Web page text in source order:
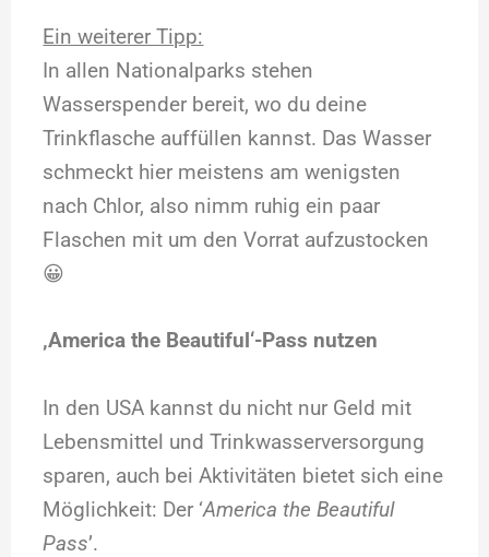
Ein weiterer Tipp:
In allen Nationalparks stehen
Wasserspender bereit, wo du deine
Trinkflasche auffüllen kannst. Das Wasser
schmeckt hier meistens am wenigsten
nach Chlor, also nimm ruhig ein paar
Flaschen mit um den Vorrat aufzustocken
😀
‚America the Beautiful‘-Pass nutzen
In den USA kannst du nicht nur Geld mit
Lebensmittel und Trinkwasserversorgung
sparen, auch bei Aktivitäten bietet sich eine
Möglichkeit: Der ‘America the Beautiful
Pass’.